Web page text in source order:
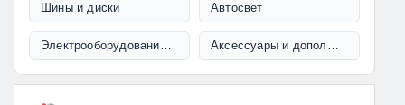
Шины и диски Автосвет
Электрооборудование и проводка Аксессуары и дополнительное оборудование